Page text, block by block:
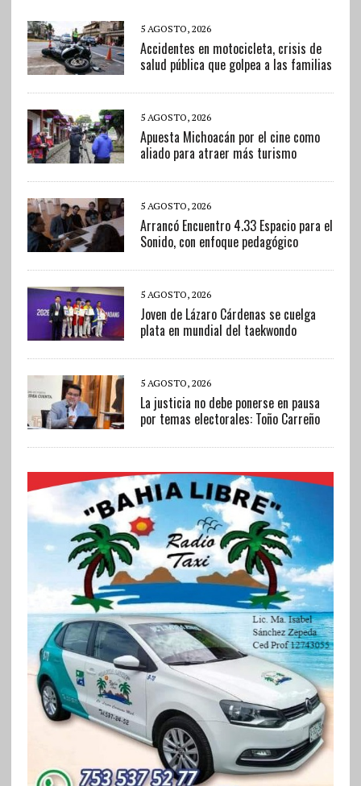
5 AGOSTO, 2026
Accidentes en motocicleta, crisis de
salud pública que golpea a las familias
5 AGOSTO, 2026
Apuesta Michoacán por el cine como
aliado para atraer más turismo
5 AGOSTO, 2026
Arrancó Encuentro 4.33 Espacio para el
Sonido, con enfoque pedagógico
5 AGOSTO, 2026
Joven de Lázaro Cárdenas se cuelga
plata en mundial del taekwondo
5 AGOSTO, 2026
La justicia no debe ponerse en pausa
por temas electorales: Toño Carreño